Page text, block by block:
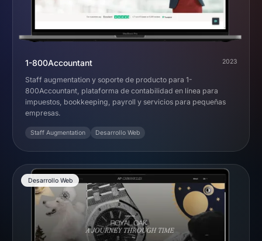
1-800Accountant 2023
Staff augmentation y soporte de producto para 1-
800Accountant, plataforma de contabilidad en línea para
impuestos, bookkeeping, payroll y servicios para pequeñas
empresas.
Staff Augmentation Desarrollo Web
Desarrollo Web